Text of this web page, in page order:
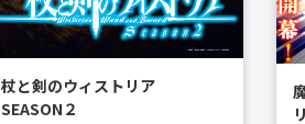
杖と剣のウィストリア
SEASON２